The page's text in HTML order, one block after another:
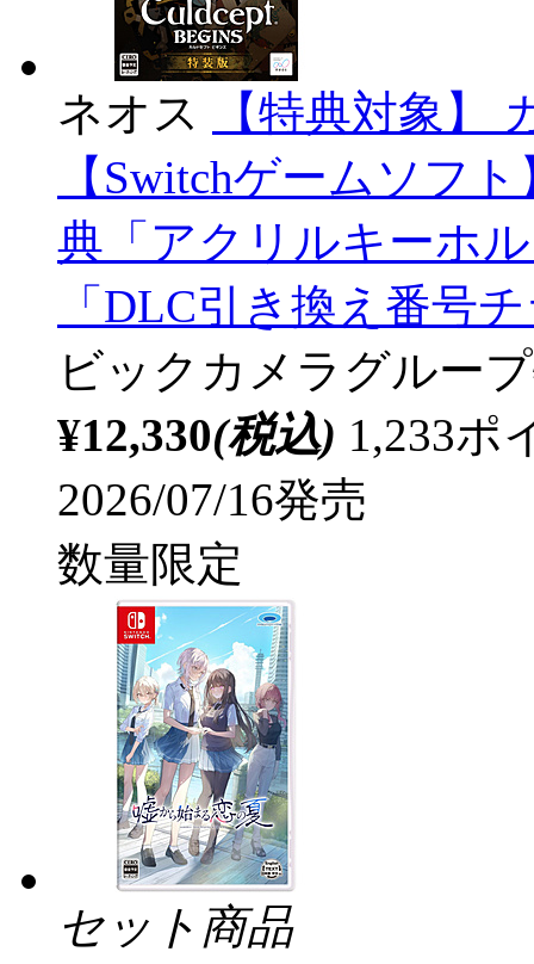
ネオス
【特典対象】
【Switchゲームソフ
典「アクリルキーホ
「DLC引き換え番号
ビックカメラグルー
¥12,330(税込) 1,233ポ
2026/07/16発売
数量限定
セット商品